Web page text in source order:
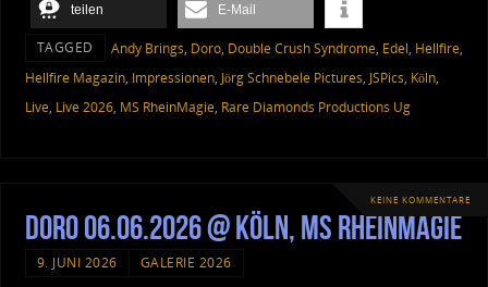
teilen E-Mail
TAGGED Andy Brings, Doro, Double Crush Syndrome, Edel, Hellfire,
Hellfire Magazin, Impressionen, Jörg Schnebele Pictures, JSPics, Köln,
Live, Live 2026, MS RheinMagie, Rare Diamonds Productions Ug
KEINE KOMMENTARE
Doro 06.06.2026 @ Köln, MS RheinMagie
9. JUNI 2026 GALERIE 2026